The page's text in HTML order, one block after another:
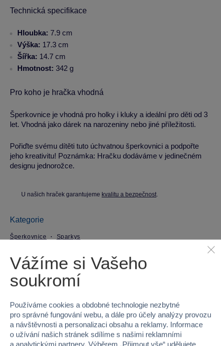
Technická specifikace
Hloubka: 7.9 cm
Výška: 17.3 cm
Šířka: 14.7 cm
Hmotnost: 342 g
Pro koho je hračka vhodná
Šperkovnice je vhodná pro holky i kluky a ideální pro děti od 3
let. Vhodná jako dárek na narozeniny nebo jiné příležitosti.
Pořiďte svému dítěti tuto úchvatnou šperkovnici a podpořte
jeho kreativitu! Poznámka: Hračku dodáváme v jedinečném
designu jednorožce.
U našich hraček garantujeme kvalitu a bezpečnost.
Kategorie
Šperkovnice Sparkys
Parametry produktu
Kód produktu 47B-160-2
Značka Sparkys
Vážíme si Vašeho
soukromí
Používáme cookies a obdobné technologie nezbytné
pro správné fungování webu, a dále pro účely analýzy provozu
a návštěvnosti a personalizaci obsahu a reklamy. Informace
o užívání našich stránek sdílíme s našimi reklamními